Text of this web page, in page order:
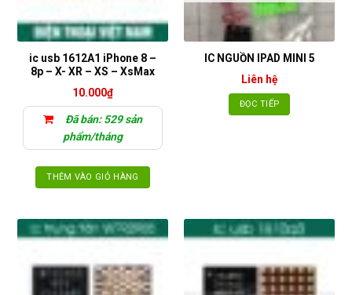
ic usb 1612A1 iPhone 8 –
8p – X- XR – XS – XsMax
10.000₫
Đã bán: 529 sản
phẩm/tháng
THÊM VÀO GIỎ HÀNG
IC NGUỒN IPAD MINI 5
Liên hệ
ĐỌC TIẾP